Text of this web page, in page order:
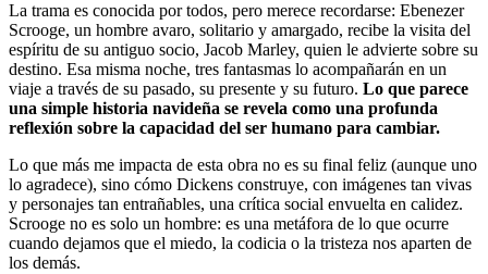
La trama es conocida por todos, pero merece recordarse: Ebenezer
Scrooge, un hombre avaro, solitario y amargado, recibe la visita del
espíritu de su antiguo socio, Jacob Marley, quien le advierte sobre su
destino. Esa misma noche, tres fantasmas lo acompañarán en un
viaje a través de su pasado, su presente y su futuro. Lo que parece
una simple historia navideña se revela como una profunda
reflexión sobre la capacidad del ser humano para cambiar.
Lo que más me impacta de esta obra no es su final feliz (aunque uno
lo agradece), sino cómo Dickens construye, con imágenes tan vivas
y personajes tan entrañables, una crítica social envuelta en calidez.
Scrooge no es solo un hombre: es una metáfora de lo que ocurre
cuando dejamos que el miedo, la codicia o la tristeza nos aparten de
los demás.